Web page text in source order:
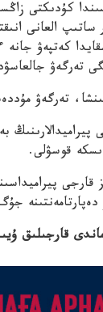
كۇدىكتى
كەتپەۋ جانە
تەرگەۋ
قارجىلىق